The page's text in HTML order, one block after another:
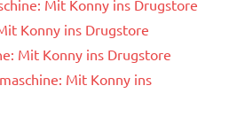
Mit Konny ins Drugstore
Konny ins Drugstore
Mit Konny ins Drugstore
Mit Konny ins